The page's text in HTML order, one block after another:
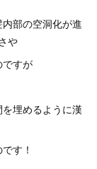
部の空洞化が進
や
ですが
埋めるように漢
す！